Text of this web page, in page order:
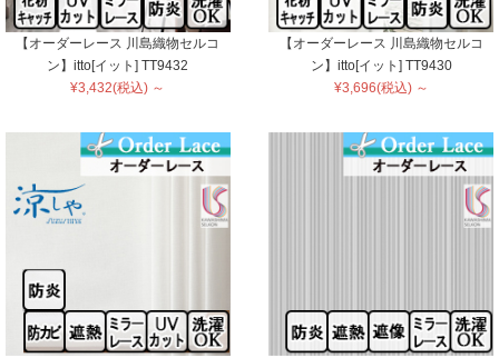
【オーダーレース 川島織物セルコ
ン】itto[イット] TT9432
¥3,432(税込) ～
【オーダーレース 川島織物セルコ
ン】itto[イット] TT9430
¥3,696(税込) ～